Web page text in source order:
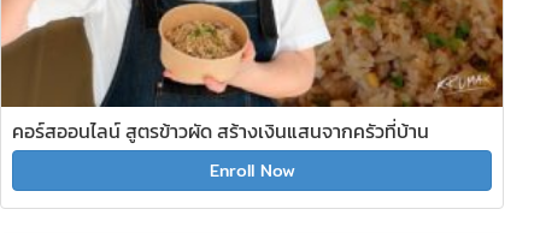
คอร์สออนไลน์ สูตรข้าวผัด สร้างเงินแสนจากครัวที่บ้าน
Enroll Now